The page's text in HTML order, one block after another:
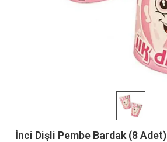
İnci Dişli Pembe Bardak (8 Adet)